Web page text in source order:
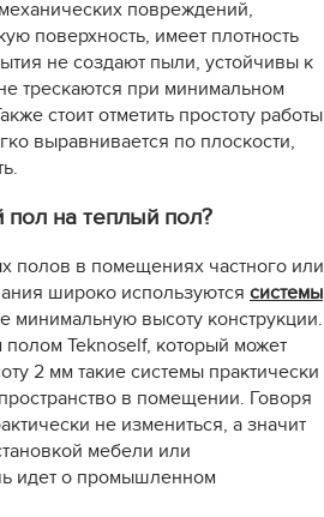
повреждений,
поверхность, имеет плотность
не создают пыли, устойчивы к
трескаются при минимальном
стоит отметить простоту работы
выравнивается по плоскости,
пол на теплый пол?
полов в помещениях частного или
широко используются системы
минимальную высоту конструкции.
Teknoself, который может
2 мм такие системы практически
в помещении. Говоря
не измениться, а значит
мебели или
идет о промышленном